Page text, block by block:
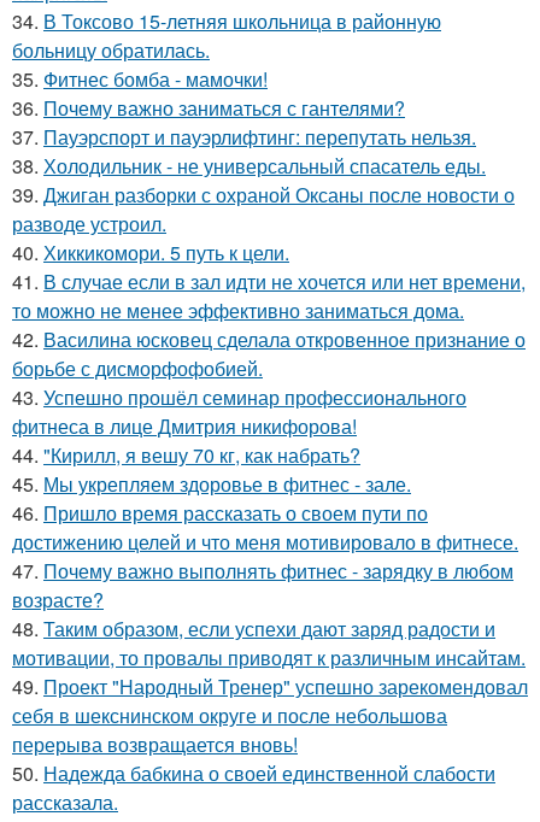
34. В Токсово 15-летняя школьница в районную
больницу обратилась.
35. Фитнес бомба - мамочки!
36. Почему важно заниматься с гантелями?
37. Пауэрспорт и пауэрлифтинг: перепутать нельзя.
38. Холодильник - не универсальный спасатель еды.
39. Джиган разборки с охраной Оксаны после новости о
разводе устроил.
40. Хиккикомори. 5 путь к цели.
41. В случае если в зал идти не хочется или нет времени,
то можно не менее эффективно заниматься дома.
42. Василина юсковец сделала откровенное признание о
борьбе с дисморфофобией.
43. Успешно прошёл семинар профессионального
фитнеса в лице Дмитрия никифорова!
44. "Кирилл, я вешу 70 кг, как набрать?
45. Мы укрепляем здоровье в фитнес - зале.
46. Пришло время рассказать о своем пути по
достижению целей и что меня мотивировало в фитнесе.
47. Почему важно выполнять фитнес - зарядку в любом
возрасте?
48. Таким образом, если успехи дают заряд радости и
мотивации, то провалы приводят к различным инсайтам.
49. Проект "Народный Тренер" успешно зарекомендовал
себя в шекснинском округе и после небольшова
перерыва возвращается вновь!
50. Надежда бабкина о своей единственной слабости
рассказала.